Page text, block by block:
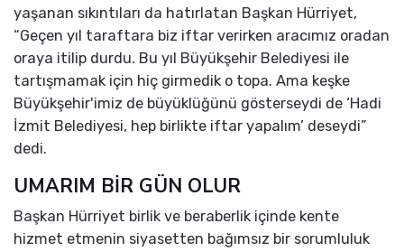
yaşanan sıkıntıları da hatırlatan Başkan Hürriyet,
“Geçen yıl taraftara biz iftar verirken aracımız oradan
oraya itilip durdu. Bu yıl Büyükşehir Belediyesi ile
tartışmamak için hiç girmedik o topa. Ama keşke
Büyükşehir'imiz de büyüklüğünü gösterseydi de ‘Hadi
İzmit Belediyesi, hep birlikte iftar yapalım’ deseydi”
dedi.
UMARIM BİR GÜN OLUR
Başkan Hürriyet birlik ve beraberlik içinde kente
hizmet etmenin siyasetten bağımsız bir sorumluluk